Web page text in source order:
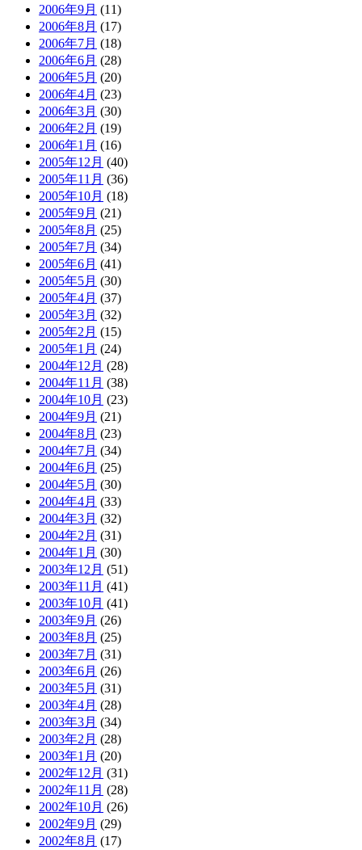
2006年9月 (11)
2006年8月 (17)
2006年7月 (18)
2006年6月 (28)
2006年5月 (20)
2006年4月 (23)
2006年3月 (30)
2006年2月 (19)
2006年1月 (16)
2005年12月 (40)
2005年11月 (36)
2005年10月 (18)
2005年9月 (21)
2005年8月 (25)
2005年7月 (34)
2005年6月 (41)
2005年5月 (30)
2005年4月 (37)
2005年3月 (32)
2005年2月 (15)
2005年1月 (24)
2004年12月 (28)
2004年11月 (38)
2004年10月 (23)
2004年9月 (21)
2004年8月 (23)
2004年7月 (34)
2004年6月 (25)
2004年5月 (30)
2004年4月 (33)
2004年3月 (32)
2004年2月 (31)
2004年1月 (30)
2003年12月 (51)
2003年11月 (41)
2003年10月 (41)
2003年9月 (26)
2003年8月 (25)
2003年7月 (31)
2003年6月 (26)
2003年5月 (31)
2003年4月 (28)
2003年3月 (34)
2003年2月 (28)
2003年1月 (20)
2002年12月 (31)
2002年11月 (28)
2002年10月 (26)
2002年9月 (29)
2002年8月 (17)